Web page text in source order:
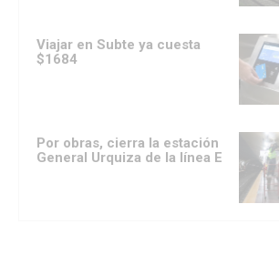
Viajar en Subte ya cuesta
$1684
Por obras, cierra la estación
General Urquiza de la línea E